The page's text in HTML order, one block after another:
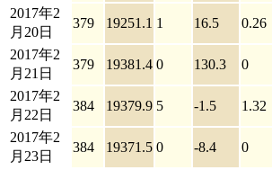
2017年2
月20日
379 19251.1 1 16.5 0.26
2017年2
月21日
379 19381.4 0 130.3 0
2017年2
月22日
384 19379.9 5 -1.5 1.32
2017年2
月23日
384 19371.5 0 -8.4 0